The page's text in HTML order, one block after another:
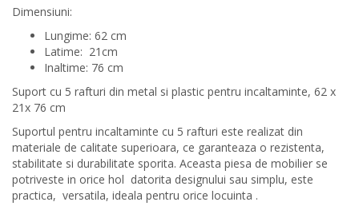
Dimensiuni:
Lungime: 62 cm
Latime: 21cm
Inaltime: 76 cm
Suport cu 5 rafturi din metal si plastic pentru incaltaminte, 62 x
21x 76 cm
Suportul pentru incaltaminte cu 5 rafturi este realizat din
materiale de calitate superioara, ce garanteaza o rezistenta,
stabilitate si durabilitate sporita. Aceasta piesa de mobilier se
potriveste in orice hol datorita designului sau simplu, este
practica, versatila, ideala pentru orice locuinta .